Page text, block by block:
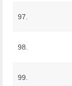
97.
98.
99.